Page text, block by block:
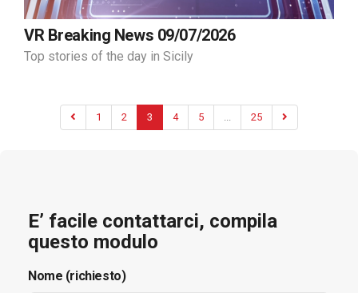
VR Breaking News 09/07/2026
Top stories of the day in Sicily
1 2 3 4 5 25
E’ facile contattarci, compila
questo modulo
Nome (richiesto)